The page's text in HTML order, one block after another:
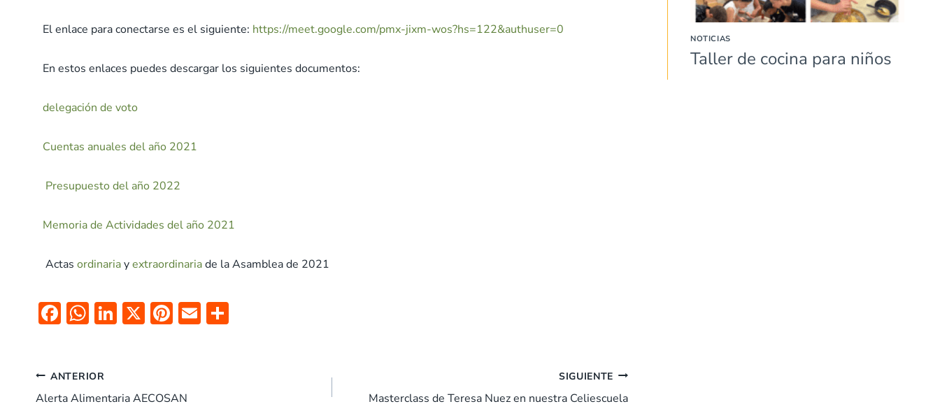
El enlace para conectarse es el siguiente: https://meet.google.com/pmx-jixm-wos?hs=122&authuser=0
En estos enlaces puedes descargar los siguientes documentos:
delegación de voto
Cuentas anuales del año 2021
Presupuesto del año 2022
Memoria de Actividades del año 2021
Actas ordinariayextraordinariade la Asamblea de 2021
F
b
o
W
s
A
Li
dI
X Pi
t
E
ANTERIOR
Alerta Alimentaria AECOSAN
SIGUIENTE
Masterclass de Teresa Nuez en nuestra Celiescuela
NOTICIAS
Taller de cocina para niños